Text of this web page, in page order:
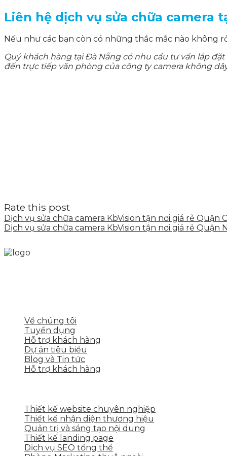
Liên hệ dịch vụ sửa chữa camera
Nếu như các bạn còn có những thắc mắc nào không
Quý khách hàng tại Đà Nẵng có nhu cầu tư vấn lắp
đến trực tiếp văn phòng của công ty camera không
Rate this post
Dịch vụ sửa chữa camera KbVision tận nơi giá rẻ Quận
Dịch vụ sửa chữa camera KbVision tận nơi giá rẻ Quận
Về chúng tôi
Tuyển dụng
Hỗ trợ khách hàng
Dự án tiêu biểu
Blog và Tin tức
Hỗ trợ khách hàng
Thiết kế website chuyên nghiệp
Thiết kế nhận diện thương hiệu
Quản trị và sáng tạo nội dung
Thiết kế landing page
Dịch vụ SEO tổng thể